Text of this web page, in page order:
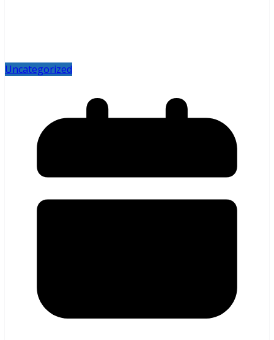
Uncategorized